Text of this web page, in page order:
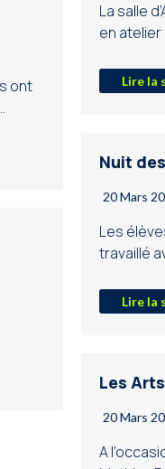
ont
La salle
en
Lire la
Nuit
20 Mars
Les
travaillé
Lire la
Les
20 Mars
A